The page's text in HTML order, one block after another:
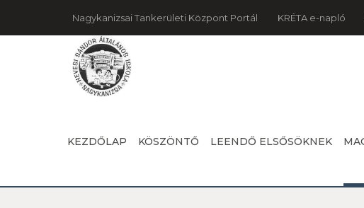
Nagykanizsai Tankerületi Központ Portál KRÉTA e-napló
KEZDŐLAP KÖSZÖNTŐ LEENDŐ ELSŐSÖKNEK